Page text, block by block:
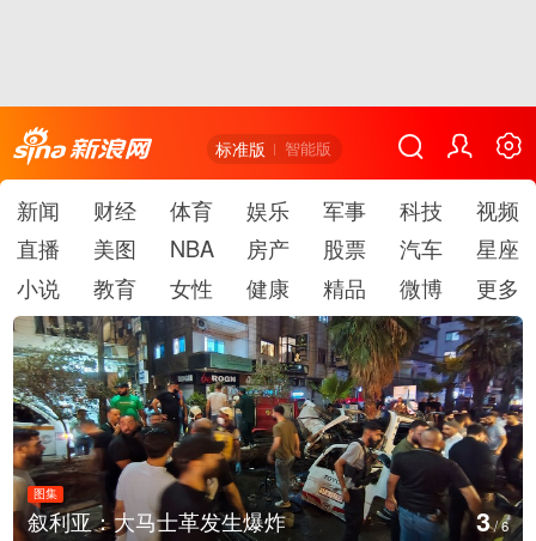
标准版 智能版
新闻 财经 体育 娱乐 军事 科技
视频
直播
美图 NBA 房产 股票 汽车
星座
小说
教育 女性 健康 精品 微博 更多
图集
叙利亚：大马士革发生爆炸 3/6